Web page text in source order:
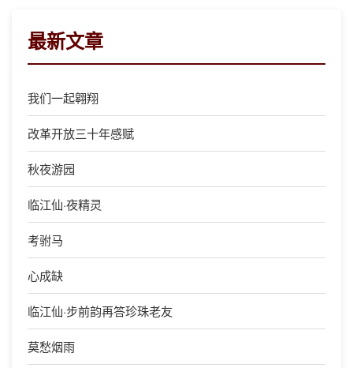
最新文章
我们一起翱翔
改革开放三十年感赋
秋夜游园
临江仙·夜精灵
考驸马
心成缺
临江仙·步前韵再答珍珠老友
莫愁烟雨